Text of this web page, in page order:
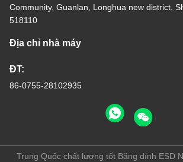
Community, Guanlan, Longhua new district,
518110
Địa chỉ nhà máy
ĐT:
86-0755-28102935
Trung Quốc chất lượng tốt Băng dính ESD